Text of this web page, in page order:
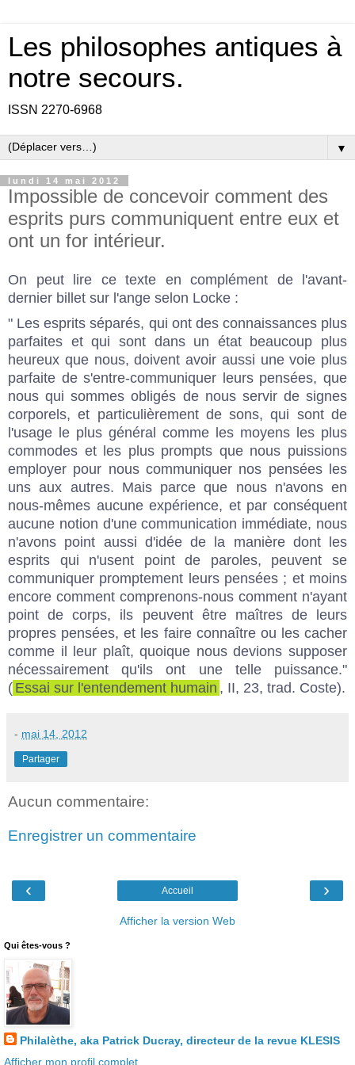
Les philosophes antiques à
notre secours.
ISSN 2270-6968
▼
lundi 14 mai 2012
Impossible de concevoir comment des
esprits purs communiquent entre eux et
ont un for intérieur.
On peut lire ce texte en complément de l'avant-
dernier billet sur l'ange selon Locke :
" Les esprits séparés, qui ont des connaissances plus
parfaites et qui sont dans un état beaucoup plus
heureux que nous, doivent avoir aussi une voie plus
parfaite de s'entre-communiquer leurs pensées, que
nous qui sommes obligés de nous servir de signes
corporels, et particulièrement de sons, qui sont de
l'usage le plus général comme les moyens les plus
commodes et les plus prompts que nous puissions
employer pour nous communiquer nos pensées les
uns aux autres. Mais parce que nous n'avons en
nous-mêmes aucune expérience, et par conséquent
aucune notion d'une communication immédiate, nous
n'avons point aussi d'idée de la manière dont les
esprits qui n'usent point de paroles, peuvent se
communiquer promptement leurs pensées ; et moins
encore comment comprenons-nous comment n'ayant
point de corps, ils peuvent être maîtres de leurs
propres pensées, et les faire connaître ou les cacher
comme il leur plaît, quoique nous devions supposer
nécessairement qu'ils ont une telle puissance."
( Essai sur l'entendement humain , II, 23, trad. Coste).
- mai 14, 2012
Partager
Aucun commentaire:
Enregistrer un commentaire
‹ ›
Accueil
Afficher la version Web
Qui êtes-vous ?
Philalèthe, aka Patrick Ducray, directeur de la revue KLESIS
Afficher mon profil complet